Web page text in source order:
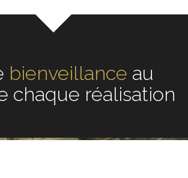
au cœur de
réalisation